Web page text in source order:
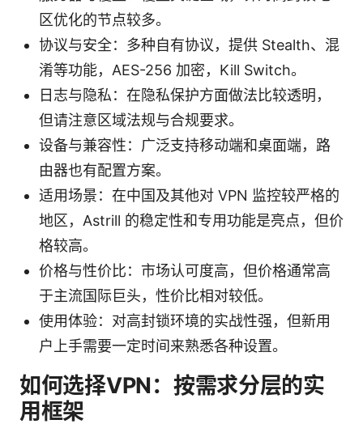
区优化的节点较多。
协议与安全：多种自有协议，提供 Stealth、混
淆等功能，AES-256 加密，Kill Switch。
日志与隐私：在隐私保护方面做法比较透明，
但请注意区域法规与合规要求。
设备与兼容性：广泛支持移动端和桌面端，路
由器也有配置方案。
适用场景：在中国及其他对 VPN 监控较严格的
地区，Astrill 的稳定性和专用功能是亮点，但价
格较高。
价格与性价比：市场认可度高，但价格通常高
于主流国际巨头，性价比相对较低。
使用体验：对高封锁环境的实战性强，但新用
户上手需要一定时间来熟悉各种设置。
如何选择VPN：按需求分层的实
用框架